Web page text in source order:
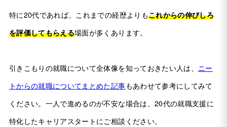
特に20代であれば、これまでの経歴よりもこれからの伸びしろ
を評価してもらえる場面が多くあります。
引きこもりの就職について全体像を知っておきたい人は、 ニー
トからの就職についてまとめた記事もあわせて参考にしてみて
ください。一人で進めるのが不安な場合は、20代の就職支援に
特化したキャリアスタートにご相談ください。